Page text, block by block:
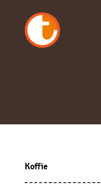
Koffie
Koffie bonen